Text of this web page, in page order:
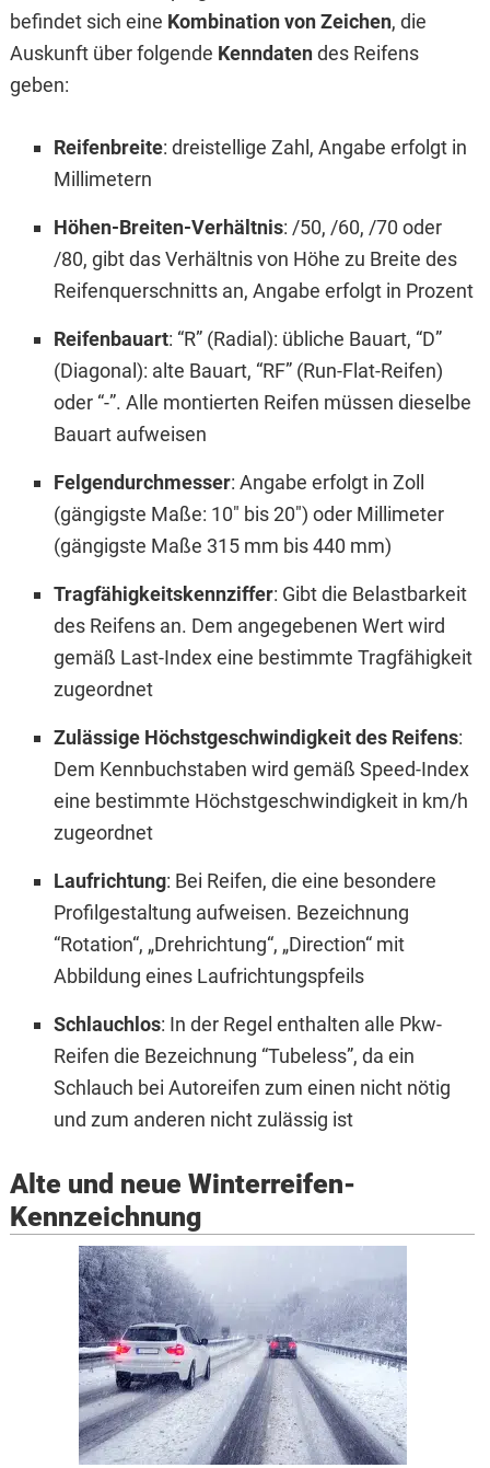
befindet sich eine Kombination von Zeichen, die
Auskunft über folgende Kenndatendes Reifens
geben:
Reifenbreite: dreistellige Zahl, Angabe erfolgt in
Millimetern
Höhen-Breiten-Verhältnis: /50, /60, /70 oder
/80, gibt das Verhältnis von Höhe zu Breite des
Reifenquerschnitts an, Angabe erfolgt in Prozent
Reifenbauart: “R” (Radial): übliche Bauart, “D”
(Diagonal): alte Bauart, “RF” (Run-Flat-Reifen)
oder “-”. Alle montierten Reifen müssen dieselbe
Bauart aufweisen
Felgendurchmesser: Angabe erfolgt in Zoll
(gängigste Maße: 10″ bis 20″) oder Millimeter
(gängigste Maße 315 mm bis 440 mm)
Tragfähigkeitskennziffer: Gibt die Belastbarkeit
des Reifens an. Dem angegebenen Wert wird
gemäß Last-Index eine bestimmte Tragfähigkeit
zugeordnet
Zulässige Höchstgeschwindigkeit des Reifens:
Dem Kennbuchstaben wird gemäß Speed-Index
eine bestimmte Höchstgeschwindigkeit in km/h
zugeordnet
Laufrichtung: Bei Reifen, die eine besondere
Profilgestaltung aufweisen. Bezeichnung
“Rotation“, „Drehrichtung“, „Direction“ mit
Abbildung eines Laufrichtungspfeils
Schlauchlos: In der Regel enthalten alle Pkw-
Reifen die Bezeichnung “Tubeless”, da ein
Schlauch bei Autoreifen zum einen nicht nötig
und zum anderen nicht zulässig ist
Alte und neue Winterreifen-
Kennzeichnung